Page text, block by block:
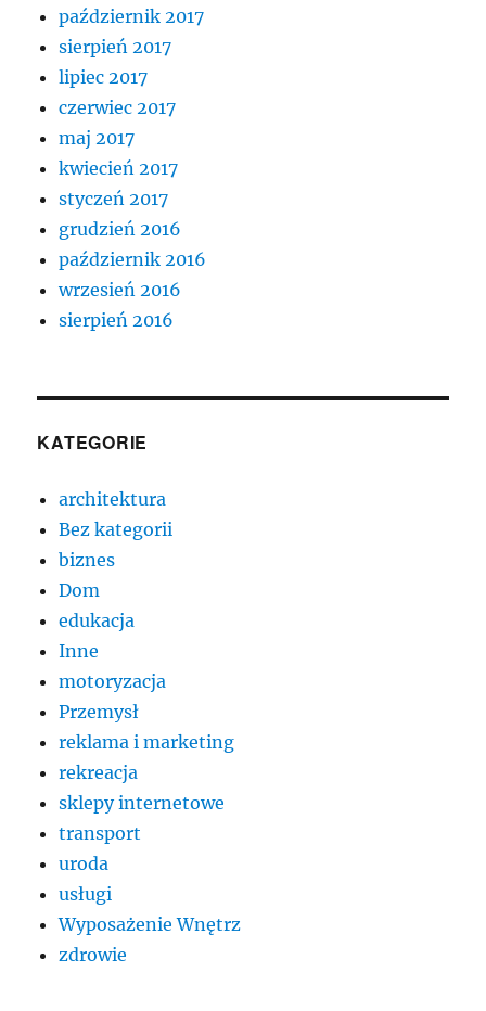
październik 2017
sierpień 2017
lipiec 2017
czerwiec 2017
maj 2017
kwiecień 2017
styczeń 2017
grudzień 2016
październik 2016
wrzesień 2016
sierpień 2016
KATEGORIE
architektura
Bez kategorii
biznes
Dom
edukacja
Inne
motoryzacja
Przemysł
reklama i marketing
rekreacja
sklepy internetowe
transport
uroda
usługi
Wyposażenie Wnętrz
zdrowie